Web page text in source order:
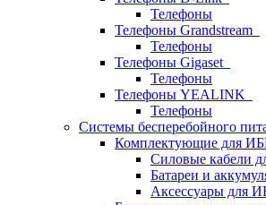
Телефоны
Телефоны Grandstream
Телефоны
Телефоны Gigaset
Телефоны
Телефоны YEALINK
Телефоны
Системы бесперебойного
Комплектующие для
Силовые кабели
Батареи и
Аксессуары для